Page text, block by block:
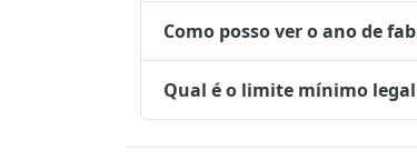
Como posso ver o ano de
Qual é o limite mínimo